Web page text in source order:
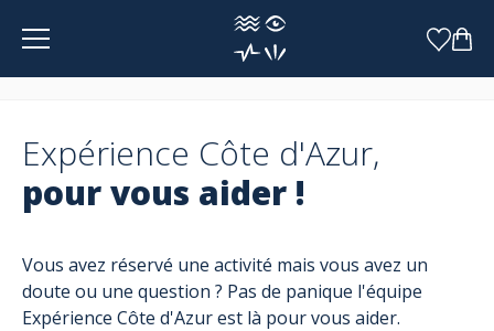
Panneau de gestion des cookies
Expérience Côte d'Azur,
pour vous aider !
Vous avez réservé une activité mais vous avez un
doute ou une question ? Pas de panique l'équipe
Expérience Côte d'Azur est là pour vous aider.